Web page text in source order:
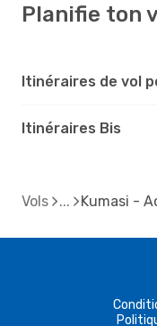
Planifie ton
Itinéraires de vol
Itinéraires Bis
Vols Kumasi -